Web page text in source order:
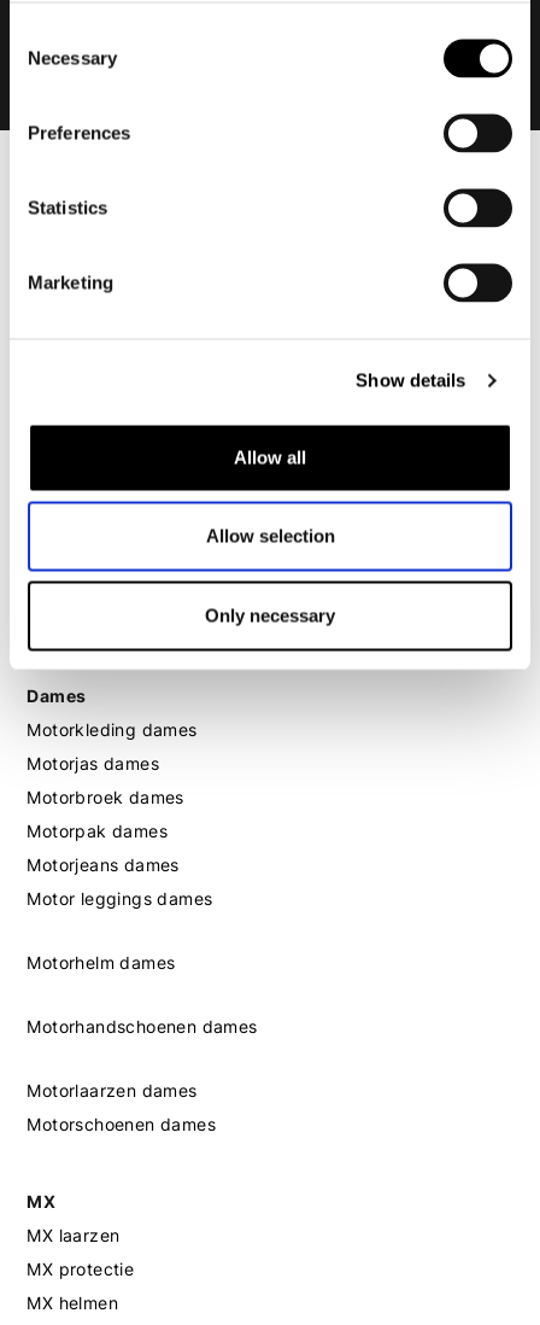
Selection
Necessary
Preferences
Statistics
Marketing
Show details
Allow all
Allow selection
Only necessary
Motorbroek heren
Motorlaarzen heren
Motorschoenen heren
Dames
Motorkleding dames
Motorjas dames
Motorbroek dames
Motorpak dames
Motorjeans dames
Motor leggings dames
Motorhelm dames
Motorhandschoenen dames
Motorlaarzen dames
Motorschoenen dames
MX
MX laarzen
MX protectie
MX helmen